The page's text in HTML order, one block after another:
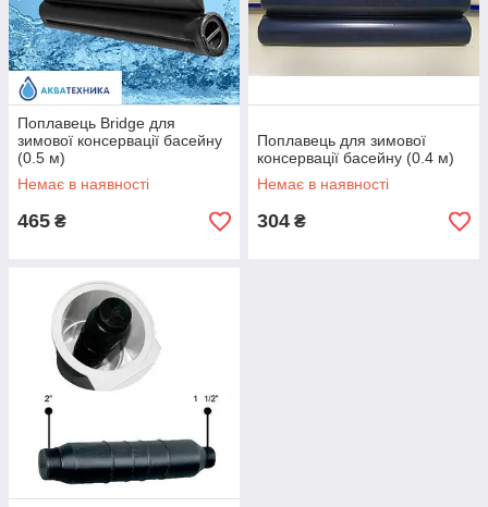
Поплавець Bridge для
зимової консервації басейну
(0.5 м)
Немає в наявності
465 ₴
Поплавець для зимової
консервації басейну (0.4 м)
Немає в наявності
304 ₴